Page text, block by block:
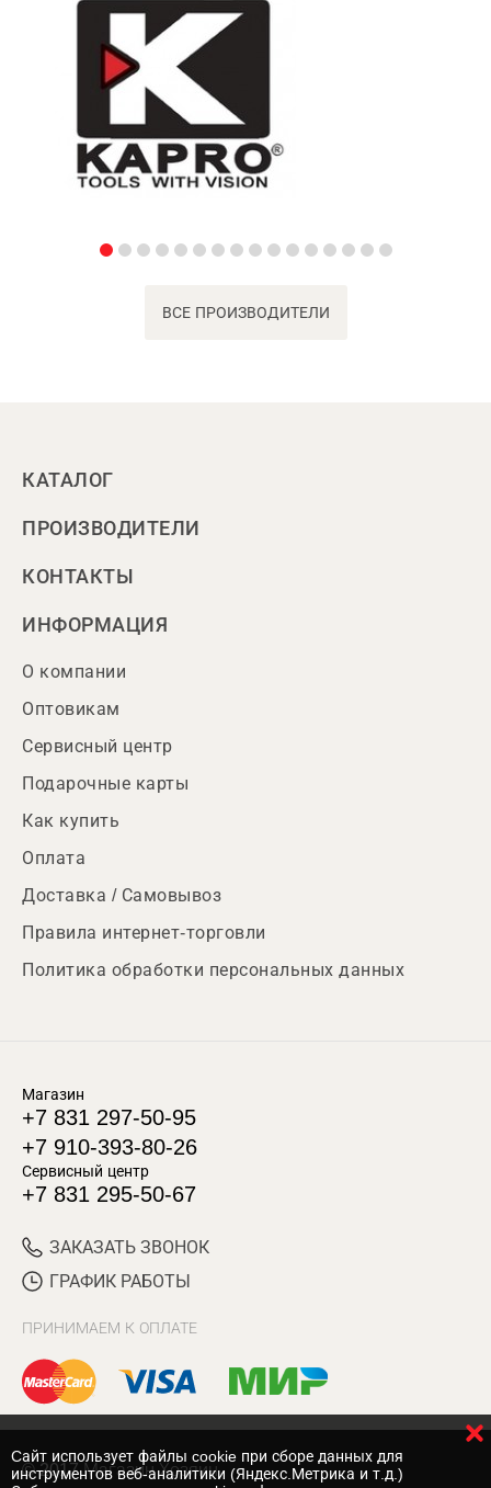
ВСЕ ПРОИЗВОДИТЕЛИ
КАТАЛОГ
ПРОИЗВОДИТЕЛИ
КОНТАКТЫ
ИНФОРМАЦИЯ
О компании
Оптовикам
Сервисный центр
Подарочные карты
Как купить
Оплата
Доставка / Самовывоз
Правила интернет-торговли
Политика обработки персональных данных
Магазин
+7 831 297-50-95
+7 910-393-80-26
Сервисный центр
+7 831 295-50-67
ЗАКАЗАТЬ ЗВОНОК
ГРАФИК РАБОТЫ
ПРИНИМАЕМ К ОПЛАТЕ
© 2017 Магазин Хозяин
Cайт использует файлы cookie при сборе данных для
инструментов веб-аналитики (Яндекс.Метрика и т.д.)